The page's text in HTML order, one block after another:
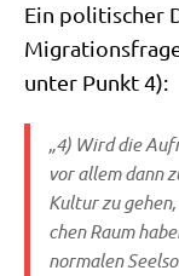
Ein poli­ti­scher
unter Punkt 4):
„4) Wird die
vor allem dann
Kul­tur zu
chen Raum
nor­ma­len